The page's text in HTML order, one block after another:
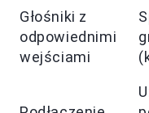
Głośniki z
odpowiednimi
wejściami